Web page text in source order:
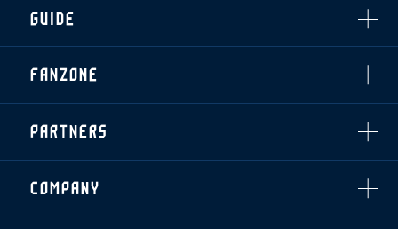
・前売・当日チケット
・発売日
・優待チケット
シーズンシート
・法人シーズンシート
GUIDE
スタジアムアクセス
スタジアムルール
クラブプロパティ
ホームイベント情報
初心者向けのガイダンス
FANZONE
ファンクラブ
グッズ
ザスパタイムズ
PARTNERS
アシストパートナー
ザスパ応援店紹介
COMPANY